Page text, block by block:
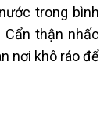
trong bình
thận nhấc
nơi khô ráo để